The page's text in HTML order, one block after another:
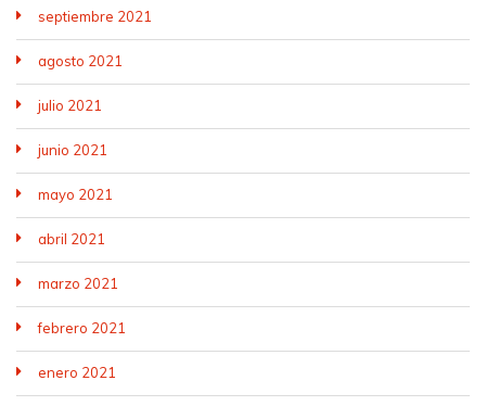
septiembre 2021
agosto 2021
julio 2021
junio 2021
mayo 2021
abril 2021
marzo 2021
febrero 2021
enero 2021